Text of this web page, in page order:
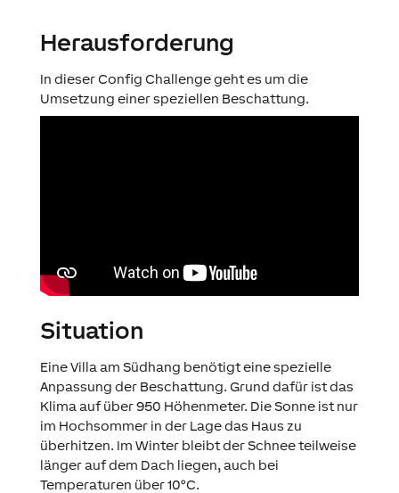
Herausforderung
In dieser Config Challenge geht es um die
Umsetzung einer speziellen Beschattung.
Situation
Eine Villa am Südhang benötigt eine spezielle
Anpassung der Beschattung. Grund dafür ist das
Klima auf über 950 Höhenmeter. Die Sonne ist nur
im Hochsommer in der Lage das Haus zu
überhitzen. Im Winter bleibt der Schnee teilweise
länger auf dem Dach liegen, auch bei
Temperaturen über 10°C.